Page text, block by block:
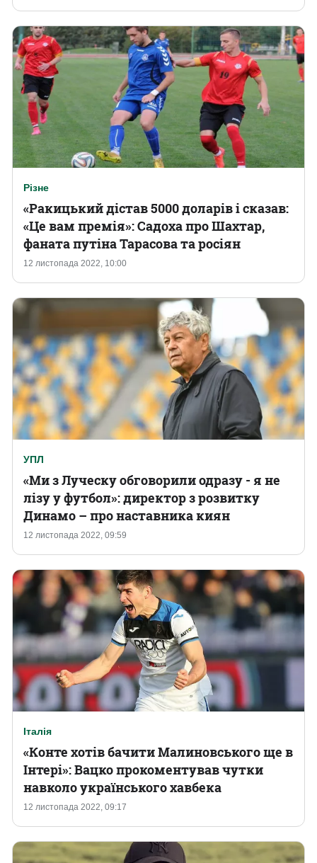
Різне
12 листопада 2022, 10:00
«Ракицький дістав 5000 доларів і сказав:
«Це вам премія»: Садоха про Шахтар,
фаната путіна Тарасова та росіян
УПЛ
12 листопада 2022, 09:59
«Ми з Луческу обговорили одразу - я не
лізу у футбол»: директор з розвитку
Динамо – про наставника киян
Італія
12 листопада 2022, 09:17
«Конте хотів бачити Малиновського ще в
Інтері»: Вацко прокоментував чутки
навколо українського хавбека